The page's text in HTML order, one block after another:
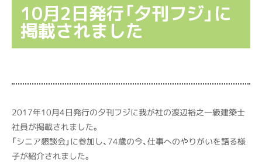
10月2日発行「夕刊フジ」に
掲載されました
2017年10月4日発行の夕刊フジに我が社の渡辺裕之一級建築士
社員が掲載されました。
「シニア懇談会」に参加し、74歳の今、仕事へのやりがいを語る様
子が紹介されました。